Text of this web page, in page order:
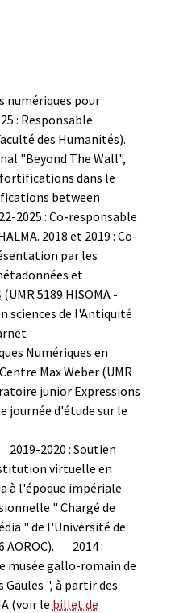
numériques pour
: Responsable
des Humanités).
"Beyond The Wall",
dans le
between
2025 : Co-responsable
2018 et 2019 : Co-
par les
et
(UMR 5189 HISOMA -
sciences de l'Antiquité
Numériques en
Max Weber (UMR
junior Expressions
journée d'étude sur le
2019-2020 : Soutien
virtuelle en
à l'époque impériale
" Chargé de
" de l'Université de
2014 :
musée gallo-romain de
", à partir des
(voir le billet de